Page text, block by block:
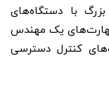
با دستگاه‌های
یک مهندس
کنترل دسترسی